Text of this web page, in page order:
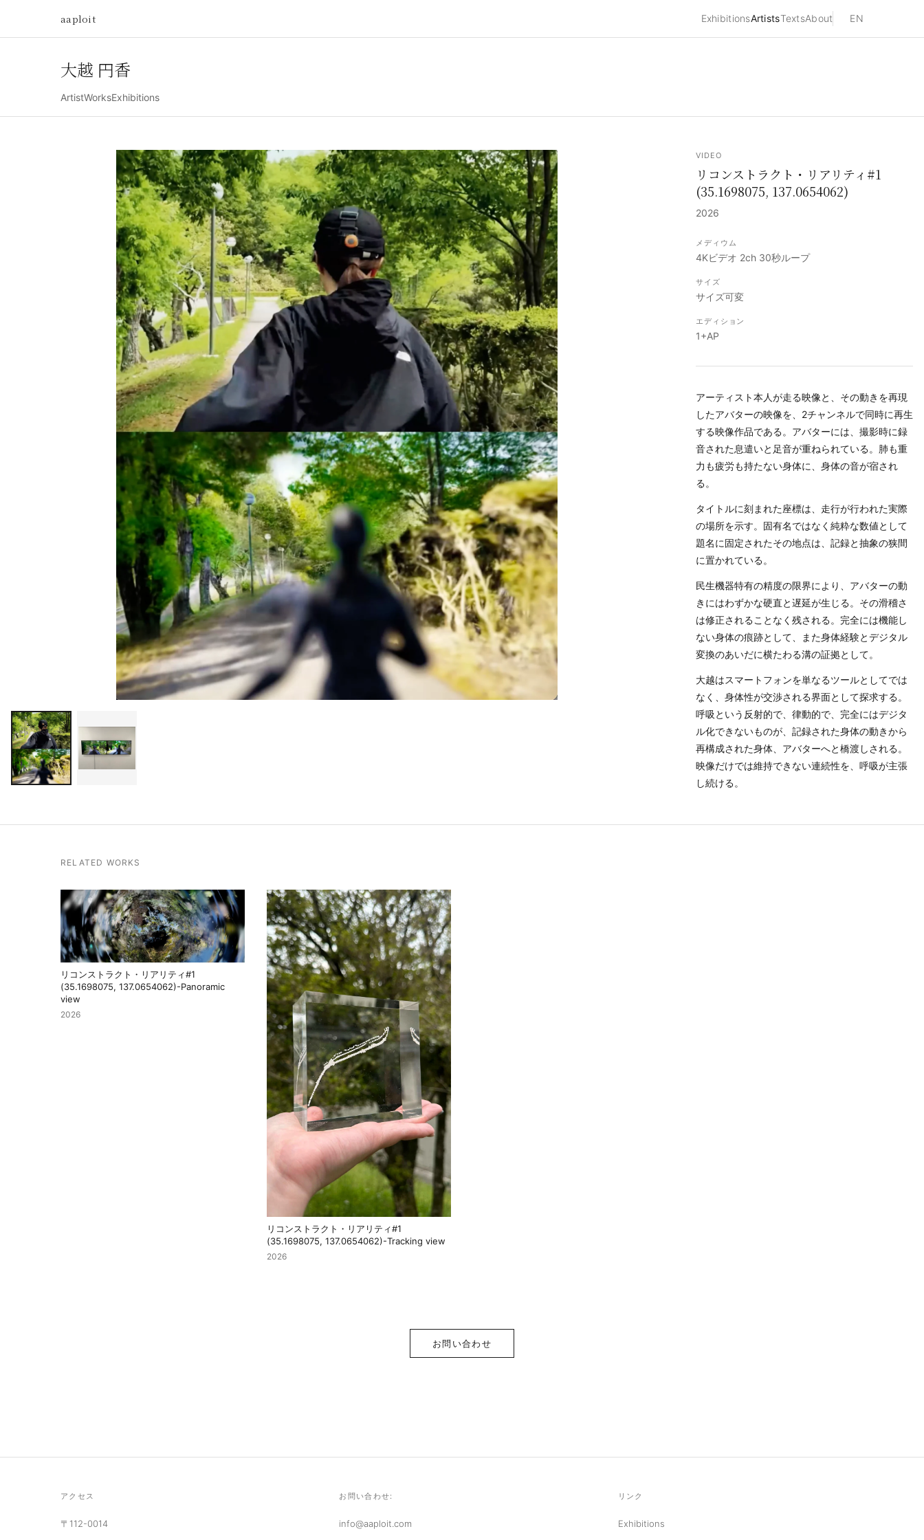
aaploit ExhibitionsArtistsTextsAbout EN
大越 円香
ArtistWorksExhibitions
VIDEO
リコンストラクト・リアリティ#1
(35.1698075, 137.0654062)
2026
メディウム
4Kビデオ 2ch 30秒ループ
サイズ
サイズ可変
エディション
1+AP
アーティスト本人が走る映像と、その動きを再現
したアバターの映像を、2チャンネルで同時に再生
する映像作品である。アバターには、撮影時に録
音された息遣いと足音が重ねられている。肺も重
力も疲労も持たない身体に、身体の音が宿され
る。
タイトルに刻まれた座標は、走行が行われた実際
の場所を示す。固有名ではなく純粋な数値として
題名に固定されたその地点は、記録と抽象の狭間
に置かれている。
民生機器特有の精度の限界により、アバターの動
きにはわずかな硬直と遅延が生じる。その滑稽さ
は修正されることなく残される。完全には機能し
ない身体の痕跡として、また身体経験とデジタル
変換のあいだに横たわる溝の証拠として。
大越はスマートフォンを単なるツールとしてでは
なく、身体性が交渉される界面として探求する。
呼吸という反射的で、律動的で、完全にはデジタ
ル化できないものが、記録された身体の動きから
再構成された身体、アバターへと橋渡しされる。
映像だけでは維持できない連続性を、呼吸が主張
し続ける。
RELATED WORKS
リコンストラクト・リアリティ#1
(35.1698075, 137.0654062)-Panoramic
view
2026
リコンストラクト・リアリティ#1
(35.1698075, 137.0654062)-Tracking view
2026
お問い合わせ
アクセス
〒112-0014
お問い合わせ:
info@aaploit.com
リンク
Exhibitions